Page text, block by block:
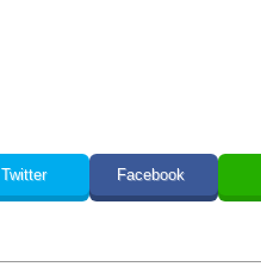
Twitter Facebook